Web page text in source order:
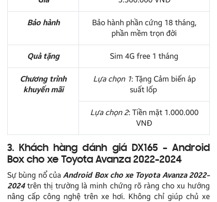
Bảo hành
Bảo hành phần cứng 18 tháng,
phần mềm trọn đời
Quà tặng Sim 4G free 1 tháng
Chương trình
khuyến mãi
Lựa chọn 1: Tặng Cảm biến áp
suất lốp
Lựa chọn 2: Tiền mặt 1.000.000
VNĐ
3. Khách hàng đánh giá DX165 – Android
Box cho xe Toyota Avanza 2022-2024
Sự bùng nổ củaAndroid Box cho xe Toyota Avanza 2022-
2024trên thị trường là minh chứng rõ ràng cho xu hướng
nâng cấp công nghệ trên xe hơi. Không chỉ giúp chủ xe